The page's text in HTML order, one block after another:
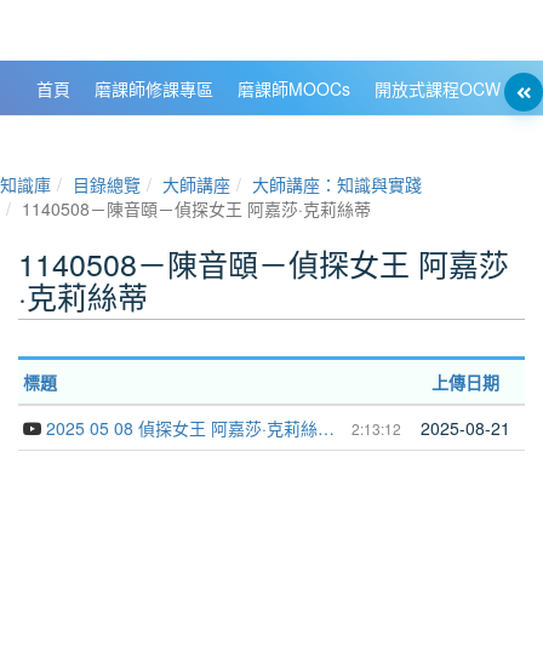
首頁 磨課師修課專區 磨課師MOOCs 開放式課程OCW
知識庫 目錄總覽 大師講座
大師講座：知識與實踐
1140508－陳音頤－偵探女王 阿嘉莎·克莉絲蒂
1140508－陳音頤－偵探女王 阿嘉莎
·克莉絲蒂
標題 上傳日期
2:13:12
2025 05 08 偵探女王 阿嘉莎·克莉絲蒂 陳音頤 2025-08-21